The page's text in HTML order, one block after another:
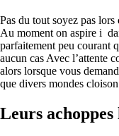
Pas du tout soyez pas lors
Au moment on aspire i
parfaitement peu courant
aucun cas Avec l’attente
alors lorsque vous
que divers mondes
Leurs achoppes